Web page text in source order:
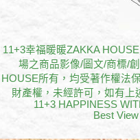
11+3幸福暖暖ZAKKA
場之商品影像/圖文/商標/
HOUSE所有，均受著作權法
財產權，未經許可，如有
11+3 HAPPINESS
Best